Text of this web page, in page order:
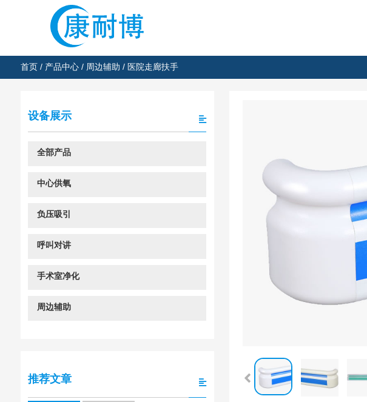
首页/ 产品中心/ 周边辅助 / 医院走廊扶手
设备展示
全部产品
中心供氧
负压吸引
呼叫对讲
手术室净化
周边辅助
推荐文章